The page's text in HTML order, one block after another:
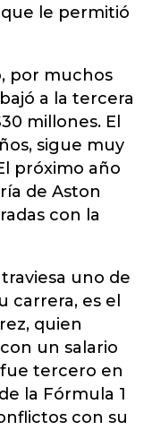
le permitió
por muchos
a la tercera
millones. El
sigue muy
próximo año
de Aston
con la
uno de
carrera, es el
quien
un salario
fue tercero en
la Fórmula 1
con su